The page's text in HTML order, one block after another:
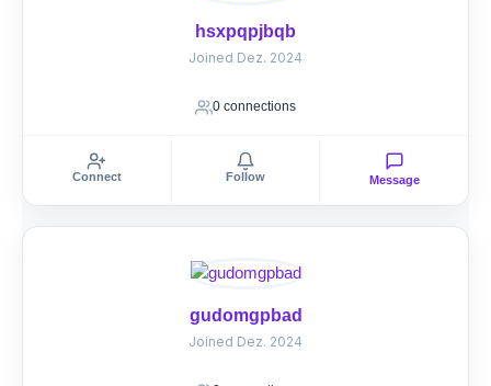
hsxpqpjbqb
Joined Dez. 2024
0 connections
Connect Follow Message
gudomgpbad
Joined Dez. 2024